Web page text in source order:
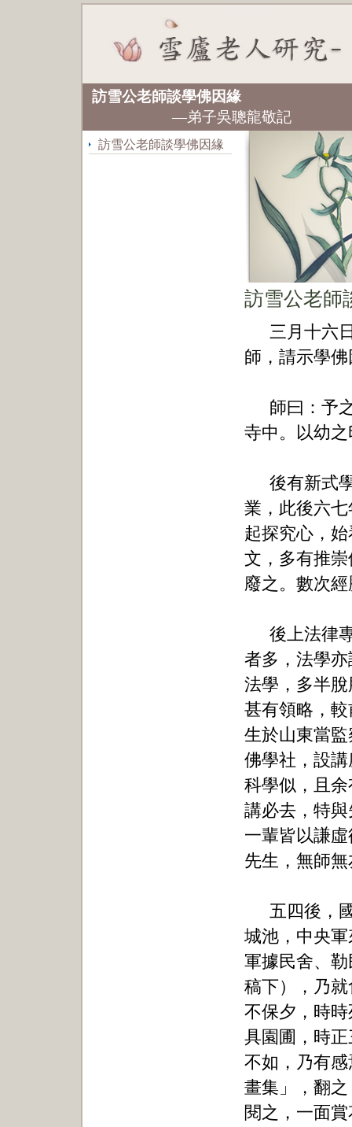
（一）生
訪雪公老師談學佛因緣
—弟子吳聰龍敬記 （
訪雪公老師談學佛因緣
訪雪公老師
三月十六
師，請示學
師曰：予
寺中。以幼
後有新式
業，此後六
起探究心，
文，多有推
廢之。數次
後上法律
者多，法學
法學，多半
甚有領略，
生於山東當
佛學社，設
科學似，且
講必去，特
一輩皆以謙
先生，無師
五四後，
城池，中央
軍據民舍、
稿下），乃
不保夕，時
具園圃，時
不如，乃有
畫集」，翻
閱之，一面